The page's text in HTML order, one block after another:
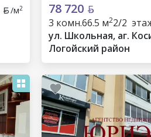
/м2 78 720
3 комн.66.5 м22/2
ул. Школьная, аг.
Логойский район